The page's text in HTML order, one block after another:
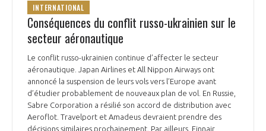
INTERNATIONAL
Conséquences du conflit russo-ukrainien sur le
secteur aéronautique
Le conflit russo-ukrainien continue d’affecter le secteur
aéronautique. Japan Airlines et All Nippon Airways ont
annoncé la suspension de leurs vols vers l’Europe avant
d’étudier probablement de nouveaux plan de vol. En Russie,
Sabre Corporation a résilié son accord de distribution avec
Aeroflot. Travelport et Amadeus devraient prendre des
décisions similaires prochainement. Par ailleurs, Finnair